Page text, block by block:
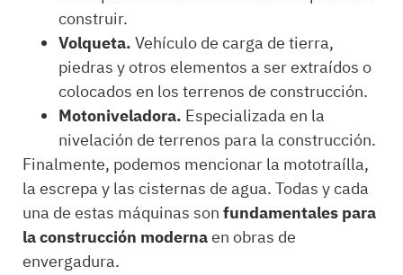
construir.
Volqueta.Vehículo de carga de tierra,
piedras y otros elementos a ser extraídos o
colocados en los terrenos de construcción.
Motoniveladora. Especializada en la
nivelación de terrenos para la construcción.
Finalmente, podemos mencionar la mototraílla,
la escrepa y las cisternas de agua. Todas y cada
una de estas máquinas sonfundamentales para
la construcción modernaen obras de
envergadura.